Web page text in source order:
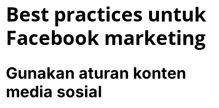
Best practices untuk
Facebook marketing
Gunakan aturan konten
media sosial